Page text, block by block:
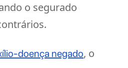
o segurado
doença negado, o